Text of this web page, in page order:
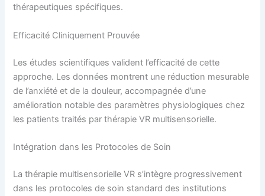
thérapeutiques spécifiques.
Efficacité Cliniquement Prouvée
Les études scientifiques valident l’efficacité de cette
approche. Les données montrent une réduction mesurable
de l’anxiété et de la douleur, accompagnée d’une
amélioration notable des paramètres physiologiques chez
les patients traités par thérapie VR multisensorielle.
Intégration dans les Protocoles de Soin
La thérapie multisensorielle VR s’intègre progressivement
dans les protocoles de soin standard des institutions